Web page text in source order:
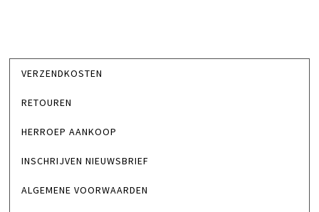
VERZENDKOSTEN
RETOUREN
HERROEP AANKOOP
INSCHRIJVEN NIEUWSBRIEF
ALGEMENE VOORWAARDEN